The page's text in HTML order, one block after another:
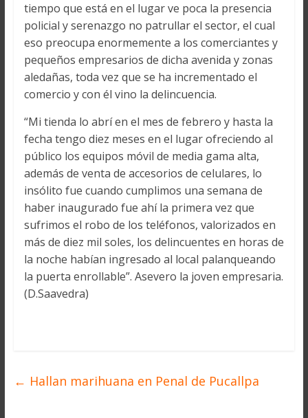
tiempo que está en el lugar ve poca la presencia
policial y serenazgo no patrullar el sector, el cual
eso preocupa enormemente a los comerciantes y
pequeños empresarios de dicha avenida y zonas
aledañas, toda vez que se ha incrementado el
comercio y con él vino la delincuencia.
“Mi tienda lo abrí en el mes de febrero y hasta la
fecha tengo diez meses en el lugar ofreciendo al
público los equipos móvil de media gama alta,
además de venta de accesorios de celulares, lo
insólito fue cuando cumplimos una semana de
haber inaugurado fue ahí la primera vez que
sufrimos el robo de los teléfonos, valorizados en
más de diez mil soles, los delincuentes en horas de
la noche habían ingresado al local palanqueando
la puerta enrollable”. Asevero la joven empresaria.
(D.Saavedra)
← Hallan marihuana en Penal de Pucallpa